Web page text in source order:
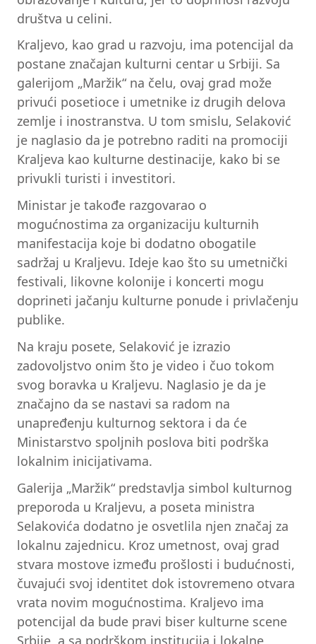
društva u celini.
Kraljevo, kao grad u razvoju, ima potencijal da
postane značajan kulturni centar u Srbiji. Sa
galerijom „Maržik“ na čelu, ovaj grad može
privući posetioce i umetnike iz drugih delova
zemlje i inostranstva. U tom smislu, Selaković
je naglasio da je potrebno raditi na promociji
Kraljeva kao kulturne destinacije, kako bi se
privukli turisti i investitori.
Ministar je takođe razgovarao o
mogućnostima za organizaciju kulturnih
manifestacija koje bi dodatno obogatile
sadržaj u Kraljevu. Ideje kao što su umetnički
festivali, likovne kolonije i koncerti mogu
doprineti jačanju kulturne ponude i privlačenju
publike.
Na kraju posete, Selaković je izrazio
zadovoljstvo onim što je video i čuo tokom
svog boravka u Kraljevu. Naglasio je da je
značajno da se nastavi sa radom na
unapređenju kulturnog sektora i da će
Ministarstvo spoljnih poslova biti podrška
lokalnim inicijativama.
Galerija „Maržik“ predstavlja simbol kulturnog
preporoda u Kraljevu, a poseta ministra
Selakovića dodatno je osvetlila njen značaj za
lokalnu zajednicu. Kroz umetnost, ovaj grad
stvara mostove između prošlosti i budućnosti,
čuvajući svoj identitet dok istovremeno otvara
vrata novim mogućnostima. Kraljevo ima
potencijal da bude pravi biser kulturne scene
Srbije, a sa podrškom institucija i lokalne